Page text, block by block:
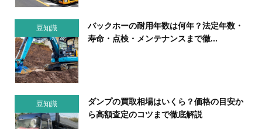
豆知識
バックホーの耐用年数は何年？法定年数・
寿命・点検・メンテナンスまで徹...
豆知識
ダンプの買取相場はいくら？価格の目安か
ら高額査定のコツまで徹底解説